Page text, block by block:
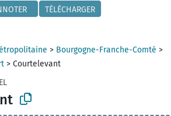
TÉLÉCHARGER
> Bourgogne-Franche-Comté >
>Courtelevant